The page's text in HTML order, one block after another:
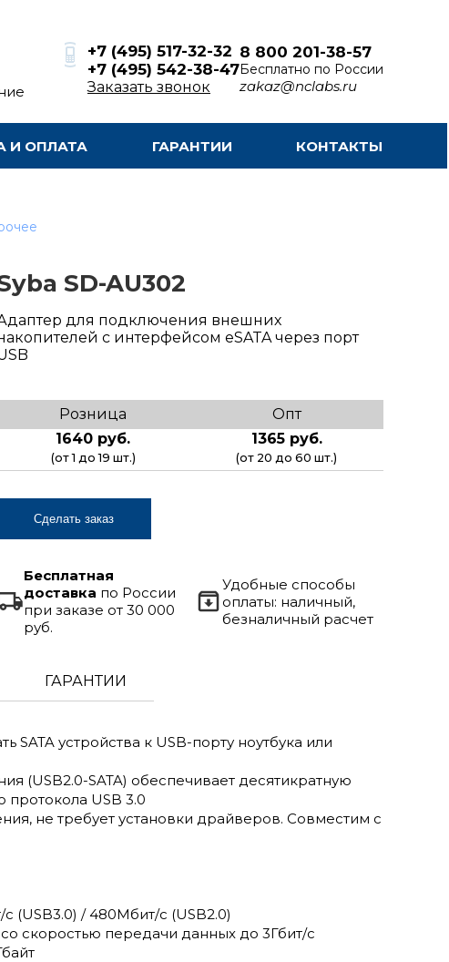
+7 (495) 517-32-32
+7 (495) 542-38-47
Заказать звонок
8 800 201-38-57
Бесплатно по России
zakaz@nclabs.ru
И ОПЛАТА ГАРАНТИИ КОНТАКТЫ
SD-AU302
для подключения внешних
с интерфейсом eSATA через порт
Розница
Опт
1640 руб.
(от 1 до 19 шт.)
1365 руб.
(от 20 до 60 шт.)
Сделать заказ
Бесплатная
доставка по России
при заказе от 30 000
руб.
Удобные способы
оплаты: наличный,
безналичный расчет
ГАРАНТИИ
SATA устройства к USB-порту ноутбука или
(USB2.0-SATA) обеспечивает десятикратную
USB 3.0
не требует установки драйверов. Совместим с
(USB3.0) / 480Мбит/с (USB2.0)
скоростью передачи данных до 3Гбит/с